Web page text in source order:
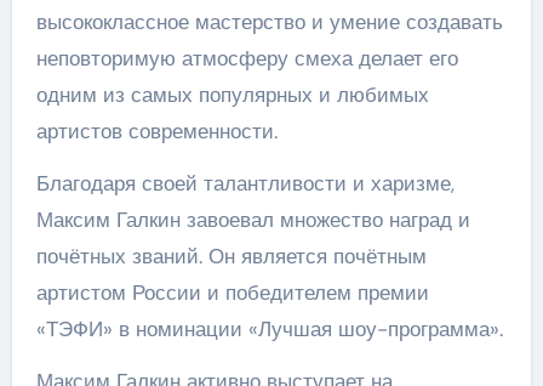
высококлассное мастерство и умение создавать
неповторимую атмосферу смеха делает его
одним из самых популярных и любимых
артистов современности.
Благодаря своей талантливости и харизме,
Максим Галкин завоевал множество наград и
почётных званий. Он является почётным
артистом России и победителем премии
«ТЭФИ» в номинации «Лучшая шоу-программа».